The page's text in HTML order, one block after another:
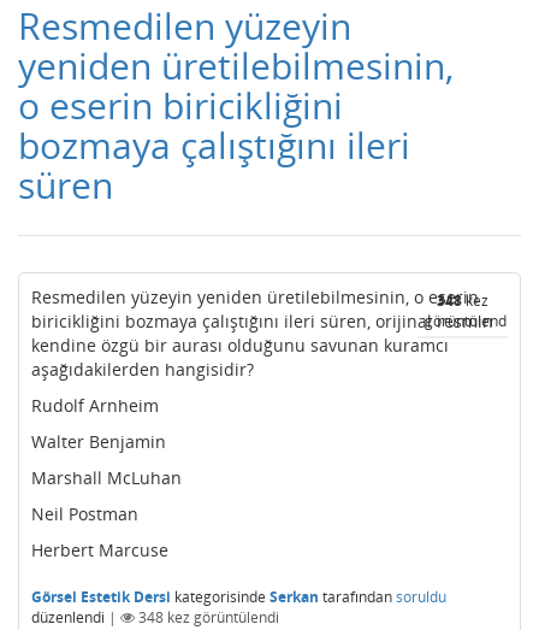
Resmedilen yüzeyin
yeniden üretilebilmesinin,
o eserin biricikliğini
bozmaya çalıştığını ileri
süren
348kez
görüntülendi
Resmedilen yüzeyin yeniden üretilebilmesinin, o eserin
biricikliğini bozmaya çalıştığını ileri süren, orijinal resmin
kendine özgü bir aurası olduğunu savunan kuramcı
aşağıdakilerden hangisidir?
Rudolf Arnheim
Walter Benjamin
Marshall McLuhan
Neil Postman
Herbert Marcuse
Görsel Estetik Dersi kategorisinde Serkan tarafındansoruldu
düzenlendi | 348 kez görüntülendi